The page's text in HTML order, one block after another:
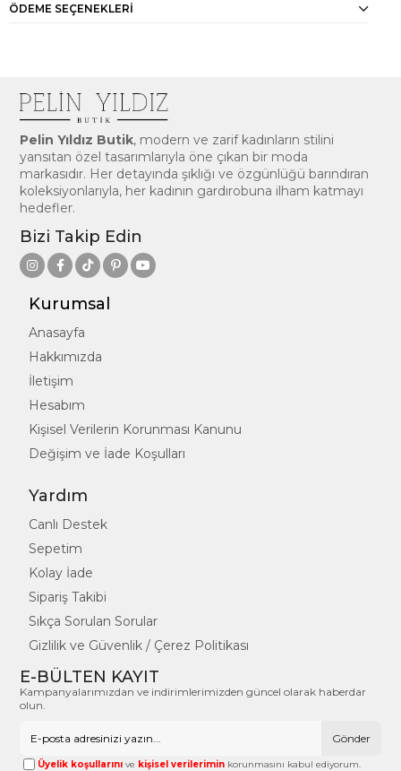
ÖDEME SEÇENEKLERI
Pelin Yıldız Butik, modern ve zarif kadınların stilini
yansıtan özel tasarımlarıyla öne çıkan bir moda
markasıdır. Her detayında şıklığı ve özgünlüğü barındıran
koleksiyonlarıyla, her kadının gardırobuna ilham katmayı
hedefler.
Bizi Takip Edin
Kurumsal
Anasayfa
Hakkımızda
İletişim
Hesabım
Kişisel Verilerin Korunması Kanunu
Değişim ve İade Koşulları
Yardım
Canlı Destek
Sepetim
Kolay İade
Sipariş Takibi
Sıkça Sorulan Sorular
Gizlilik ve Güvenlik / Çerez Politikası
E-BÜLTEN KAYIT
Kampanyalarımızdan ve indirimlerimizden güncel olarak haberdar
olun.
Gönder
Üyelik koşullarını ve kişisel verilerimin korunmasını kabul ediyorum.